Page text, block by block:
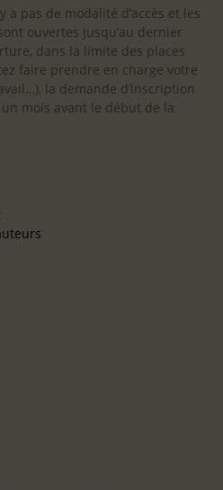
a pas de modalité d’accès et les
ouvertes jusqu’au dernier
dans la limite des places
faire prendre en charge votre
la demande d’inscription
mois avant le début de la